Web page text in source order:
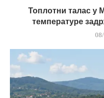
Топлотни талас у
температуре